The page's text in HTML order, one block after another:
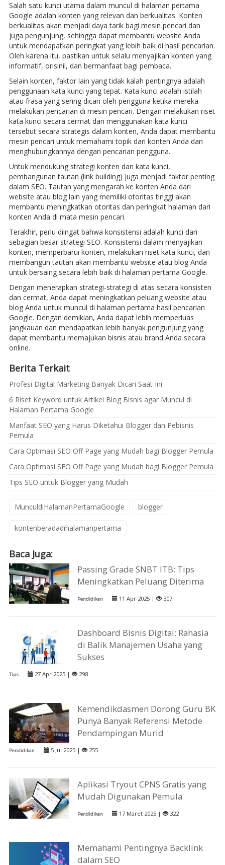
Salah satu kunci utama dalam muncul di halaman pertama
Google adalah konten yang relevan dan berkualitas. Konten
berkualitas akan menjadi daya tarik bagi mesin pencari dan
juga pengunjung, sehingga dapat membantu website Anda
untuk mendapatkan peringkat yang lebih baik di hasil pencarian.
Oleh karena itu, pastikan untuk selalu menyajikan konten yang
informatif, orisinil, dan bermanfaat bagi pembaca.
Selain konten, faktor lain yang tidak kalah pentingnya adalah
penggunaan kata kunci yang tepat. Kata kunci adalah istilah
atau frasa yang sering dicari oleh pengguna ketika mereka
melakukan pencarian di mesin pencari. Dengan melakukan riset
kata kunci secara cermat dan menggunakan kata kunci
tersebut secara strategis dalam konten, Anda dapat membantu
mesin pencari untuk memahami topik dari konten Anda dan
menghubungkannya dengan pencarian pengguna.
Untuk mendukung strategi konten dan kata kunci,
pembangunan tautan (link building) juga menjadi faktor penting
dalam SEO. Tautan yang mengarah ke konten Anda dari
website atau blog lain yang memiliki otoritas tinggi akan
membantu meningkatkan otoritas dan peringkat halaman dari
konten Anda di mata mesin pencari.
Terakhir, perlu diingat bahwa konsistensi adalah kunci dari
sebagian besar strategi SEO. Konsistensi dalam menyajikan
konten, memperbarui konten, melakukan riset kata kunci, dan
membangun tautan akan membantu website atau blog Anda
untuk bersaing secara lebih baik di halaman pertama Google.
Dengan menerapkan strategi-strategi di atas secara konsisten
dan cermat, Anda dapat meningkatkan peluang website atau
blog Anda untuk muncul di halaman pertama hasil pencarian
Google. Dengan demikian, Anda dapat lebih memperluas
jangkauan dan mendapatkan lebih banyak pengunjung yang
dapat membantu memajukan bisnis atau brand Anda secara
online.
Berita Terkait
Profesi Digital Marketing Banyak Dicari Saat Ini
6 Riset Keyword untuk Artikel Blog Bisnis agar Muncul di
Halaman Pertama Google
Manfaat SEO yang Harus Diketahui Blogger dan Pebisnis
Pemula
Cara Optimasi SEO Off Page yang Mudah bagi Blogger Pemula
Cara Optimasi SEO Off Page yang Mudah bagi Blogger Pemula
Tips SEO untuk Blogger yang Mudah
MunculdiHalamanPertamaGoogle blogger
kontenberadadihalamanpertama
Baca Juga:
Passing Grade SNBT ITB: Tips
Meningkatkan Peluang Diterima
Pendidikan 11 Apr 2025 | 307
Dashboard Bisnis Digital: Rahasia
di Balik Manajemen Usaha yang
Sukses
Tips 27 Apr 2025 | 298
Kemendikdasmen Dorong Guru BK
Punya Banyak Referensi Metode
Pendampingan Murid
Pendidikan 5 Jul 2025 | 255
Aplikasi Tryout CPNS Gratis yang
Mudah Digunakan Pemula
Pendidikan 17 Maret 2025 | 322
Memahami Pentingnya Backlink
dalam SEO